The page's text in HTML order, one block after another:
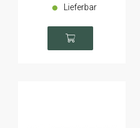
Lieferbar